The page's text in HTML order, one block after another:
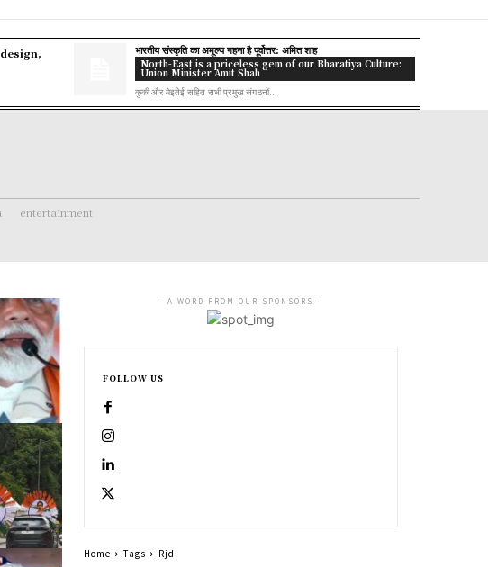
भारतीय संस्कृति का अमूल्य गहना है पूर्वोत्तर: अमित शाह
North-East is a priceless gem of our Bharatiya Culture:
Union Minister Amit Shah
कुकी और मेइतेई सहित सभी प्रमुख संगठनों...
entertainment
- A WORD FROM OUR SPONSORS -
FOLLOW US
Home Tags Rjd